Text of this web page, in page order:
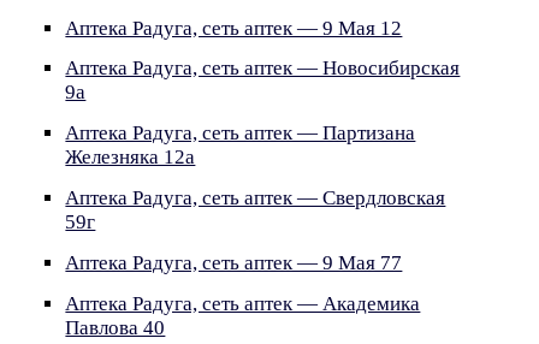
Аптека Радуга, сеть аптек — 9 Мая 12
Аптека Радуга, сеть аптек — Новосибирская
9а
Аптека Радуга, сеть аптек — Партизана
Железняка 12а
Аптека Радуга, сеть аптек — Свердловская
59г
Аптека Радуга, сеть аптек — 9 Мая 77
Аптека Радуга, сеть аптек — Академика
Павлова 40